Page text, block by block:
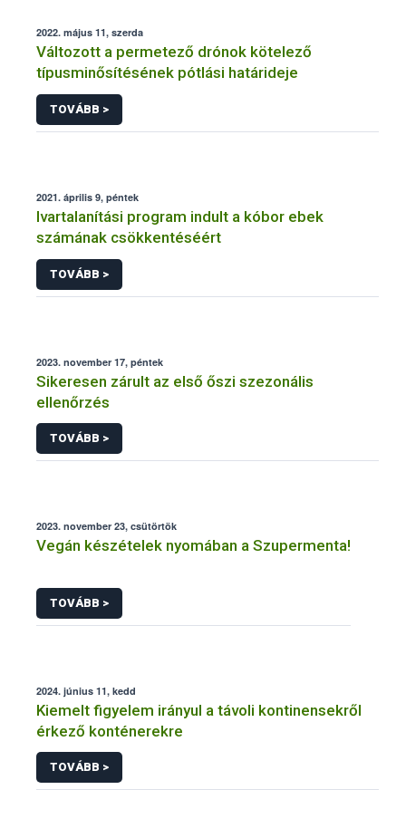
2022. május 11, szerda
Változott a permetező drónok kötelező
típusminősítésének pótlási határideje
TOVÁBB >
2021. április 9, péntek
Ivartalanítási program indult a kóbor ebek
számának csökkentéséért
TOVÁBB >
2023. november 17, péntek
Sikeresen zárult az első őszi szezonális
ellenőrzés
TOVÁBB >
2023. november 23, csütörtök
Vegán készételek nyomában a Szupermenta!
TOVÁBB >
2024. június 11, kedd
Kiemelt figyelem irányul a távoli kontinensekről
érkező konténerekre
TOVÁBB >